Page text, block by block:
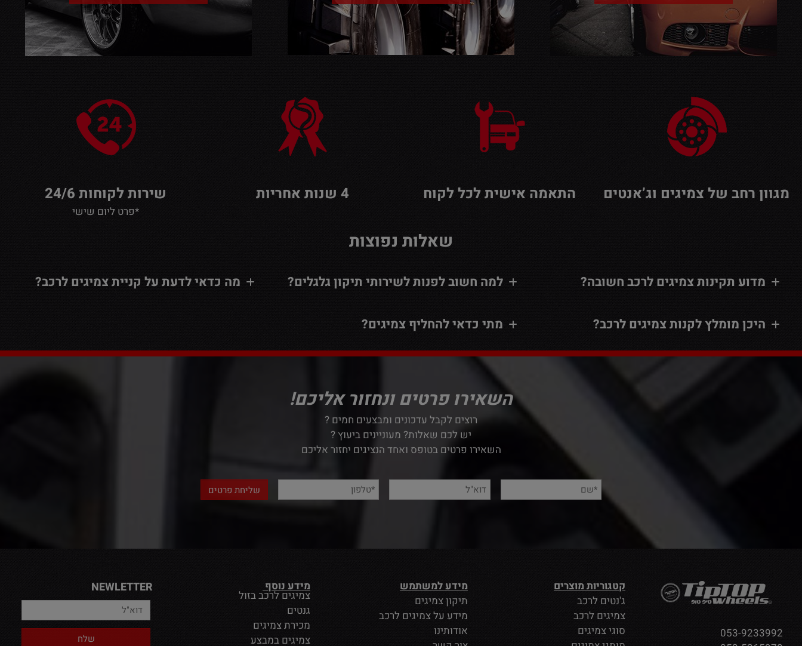
מגוון רחב של צמיגים וג’אנטים התאמה אישית לכל לקוח 4 שנות אחריות שירות לקוחות 24/6
*פרט ליום שישי
שאלות נפוצות
מדוע תקינות צמיגים לרכב חשובה? למה חשוב לפנות לשירותי תיקון גלגלים? מה כדאי לדעת על קניית צמיגים לרכב?
היכן מומלץ לקנות צמיגים לרכב? מתי כדאי להחליף צמיגים?
השאירו פרטים ונחזור אליכם!
רוצים לקבל עדכונים ומבצעים חמים ?
יש לכם שאלות? מעוניינים ביעוץ ?
השאירו פרטים בטופס ואחד הנציגים יחזור אליכם
053-9233992
קטגוריות מוצרים
ג'נטים לרכב
צמיגים לרכב
סוגי צמיגים
מידע למשתמש
תיקון צמיגים
מידע על צמיגים לרכב
אודותינו
מידע נוסף
צמיגים לרכב בזול
גנטים
מכירת צמיגים
צמיגים במבצע
NEWLETTER